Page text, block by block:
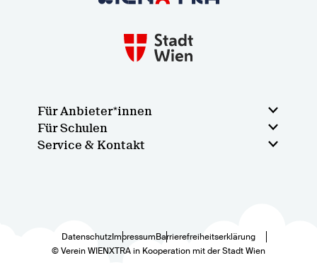
Für Anbieter*innen
Für Schulen
Service & Kontakt
DatenschutzImpressumBarrierefreiheitserklärung
© Verein WIENXTRA in Kooperation mit der Stadt Wien